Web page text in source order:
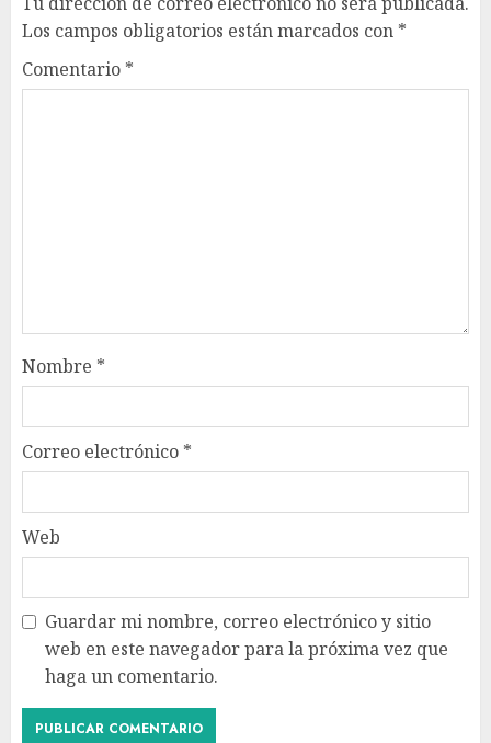
Los campos obligatorios están marcados con *
Comentario *
Nombre *
Correo electrónico *
Web
Guardar mi nombre, correo electrónico y sitio
web en este navegador para la próxima vez que
haga un comentario.